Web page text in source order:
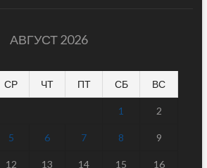
АВГУСТ 2026
СР ЧТ ПТ СБ ВС
1 2
5 6 7 8 9
12 13 14 15 16